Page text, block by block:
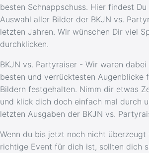
besten Schnappschuss. Hier findest Du
Auswahl aller Bilder der BKJN vs.
letzten Jahren. Wir wünschen Dir viel
durchklicken.
BKJN vs. Partyraiser - Wir waren
besten und verrücktesten Augenblicke
Bildern festgehalten. Nimm dir etwas
und klick dich doch einfach mal durch
letzten Ausgaben der BKJN vs.
Wenn du bis jetzt noch nicht
richtige Event für dich ist, sollten dich